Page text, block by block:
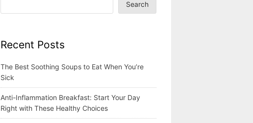
Search
Recent Posts
The Best Soothing Soups to Eat When You’re
Sick
Anti-Inflammation Breakfast: Start Your Day
Right with These Healthy Choices